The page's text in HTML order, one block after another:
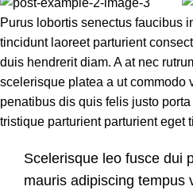
Purus lobortis senectus faucibus
tincidunt laoreet parturient
duis hendrerit diam. A at nec
scelerisque platea a ut commodo
penatibus dis quis felis justo
tristique parturient parturient eget
Scelerisque leo fusce dui
mauris adipiscing tempus